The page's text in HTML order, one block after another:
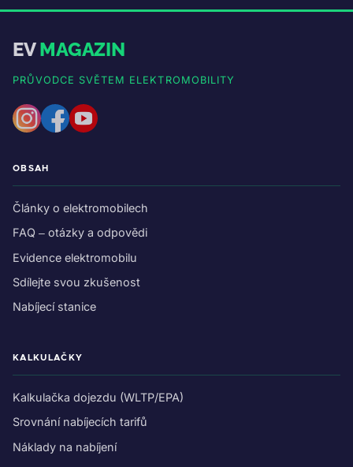
EVMAGAZIN
PRŮVODCE SVĚTEM ELEKTROMOBILITY
OBSAH
Články o elektromobilech
FAQ – otázky a odpovědi
Evidence elektromobilu
Sdílejte svou zkušenost
Nabíjecí stanice
KALKULAČKY
Kalkulačka dojezdu (WLTP/EPA)
Srovnání nabíjecích tarifů
Náklady na nabíjení